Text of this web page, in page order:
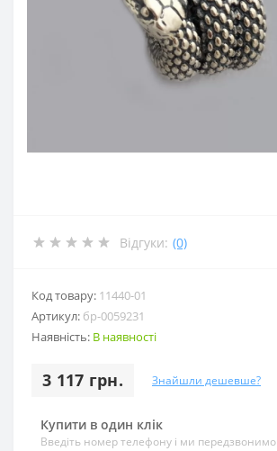
Відгуки: (0)
Код товару: 11440-01
Артикул: бр-0059231
Наявність: В наявності
3 117 грн. Знайшли дешевше?
Купити в один клік
Введіть номер телефону і ми передзвонимо